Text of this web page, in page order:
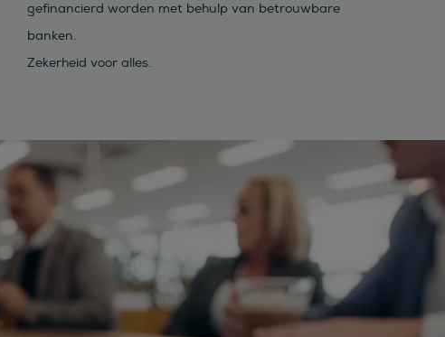
gefinancierd worden met behulp van betrouwbare
banken.
Zekerheid voor alles.